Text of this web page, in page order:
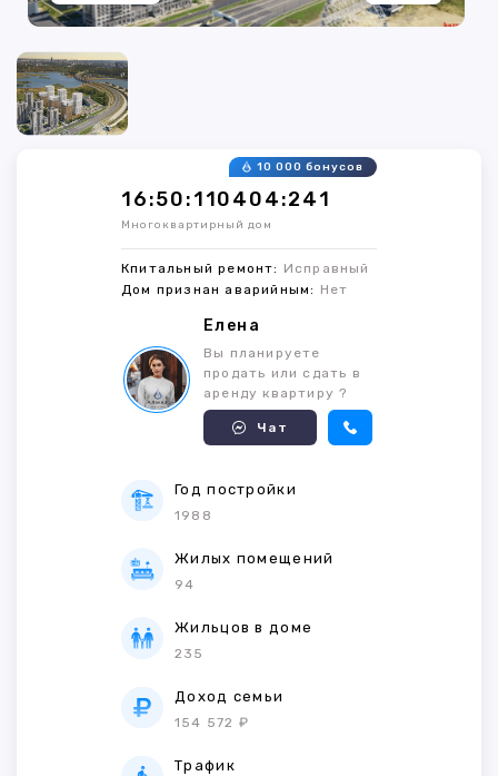
16:50:110404:241
10 000 бонусов
Многоквартирный дом
Кпитальный ремонт: Исправный
Дом признан аварийным: Нет
Елена
Вы планируете
продать или сдать в
аренду квартиру ?
Чат
Год постройки
1988
Жилых помещений
94
Жильцов в доме
235
Доход семьи
154 572 ₽
Трафик